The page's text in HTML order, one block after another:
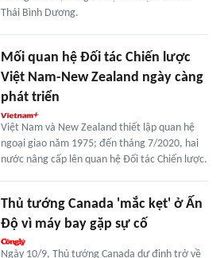
Thái Bình Dương.
Mối quan hệ Đối tác Chiến lược
Việt Nam-New Zealand ngày càng
phát triển
Việt Nam và New Zealand thiết lập quan hệ
ngoại giao năm 1975; đến tháng 7/2020, hai
nước nâng cấp lên quan hệ Đối tác Chiến lược.
Thủ tướng Canada 'mắc kẹt' ở Ấn
Độ vì máy bay gặp sự cố
Ngày 10/9, Thủ tướng Canada dự định trở về